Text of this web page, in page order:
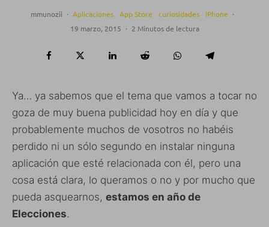
mmunozii · Aplicaciones App Store curiosidades iPhone ·
19 marzo, 2015 · 2 Minutos de lectura
Ya… ya sabemos que el tema que vamos a tocar no
goza de muy buena publicidad hoy en día y que
probablemente muchos de vosotros no habéis
perdido ni un sólo segundo en instalar ninguna
aplicación que esté relacionada con él, pero una
cosa está clara, lo queramos o no y por mucho que
pueda asquearnos, estamos en año de
Elecciones.